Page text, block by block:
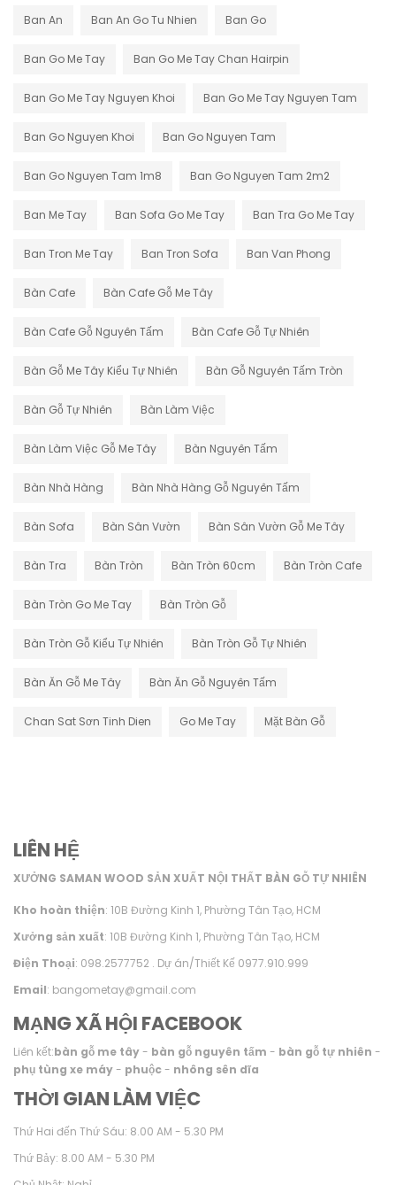
Ban An Ban An Go Tu Nhien Ban Go
Ban Go Me Tay Ban Go Me Tay Chan Hairpin
Ban Go Me Tay Nguyen Khoi Ban Go Me Tay Nguyen Tam
Ban Go Nguyen Khoi Ban Go Nguyen Tam
Ban Go Nguyen Tam 1m8 Ban Go Nguyen Tam 2m2
Ban Me Tay Ban Sofa Go Me Tay Ban Tra Go Me Tay
Ban Tron Me Tay Ban Tron Sofa Ban Van Phong
Bàn Cafe Bàn Cafe Gỗ Me Tây
Bàn Cafe Gỗ Nguyên Tấm Bàn Cafe Gỗ Tự Nhiên
Bàn Gỗ Me Tây Kiểu Tự Nhiên Bàn Gỗ Nguyên Tấm Tròn
Bàn Gỗ Tự Nhiên Bàn Làm Việc
Bàn Làm Việc Gỗ Me Tây Bàn Nguyên Tấm
Bàn Nhà Hàng Bàn Nhà Hàng Gỗ Nguyên Tấm
Bàn Sofa Bàn Sân Vườn Bàn Sân Vườn Gỗ Me Tây
Bàn Tra Bàn Tròn Bàn Tròn 60cm Bàn Tròn Cafe
Bàn Tròn Go Me Tay Bàn Tròn Gỗ
Bàn Tròn Gỗ Kiểu Tự Nhiên Bàn Tròn Gỗ Tự Nhiên
Bàn Ăn Gỗ Me Tây Bàn Ăn Gỗ Nguyên Tấm
Chan Sat Sơn Tinh Dien Go Me Tay Mặt Bàn Gỗ
LIÊN HỆ
XƯỞNG SAMAN WOOD SẢN XUẤT NỘI THẤT BÀN GỖ TỰ NHIÊN
Kho hoàn thiện: 10B Đường Kinh 1, Phường Tân Tạo, HCM
Xưởng sản xuất: 10B Đường Kinh 1, Phường Tân Tạo, HCM
Điện Thoại: 098.2577752 . Dự án/Thiết Kế 0977.910.999
Email: bangometay@gmail.com
MẠNG XÃ HỘI FACEBOOK
Liên kết:bàn gỗ me tây- bàn gỗ nguyên tấm - bàn gỗ tự nhiên -
phụ tùng xe máy- phuộc- nhông sên dĩa
THỜI GIAN LÀM VIỆC
Thứ Hai đến Thứ Sáu: 8.00 AM - 5.30 PM
Thứ Bảy: 8.00 AM - 5.30 PM